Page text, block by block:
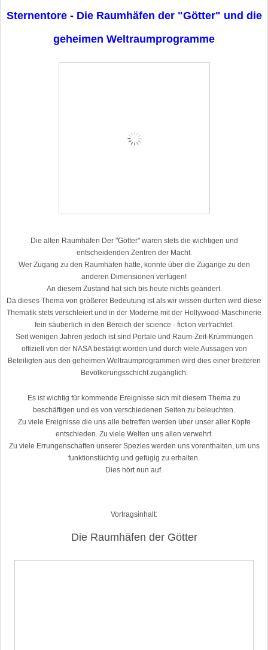
Sternentore - Die Raumhäfen der "Götter" und die
geheimen Weltraumprogramme
Die alten Raumhäfen Der "Götter" waren stets die wichtigen und
entscheidenden Zentren der Macht.
Wer Zugang zu den Raumhäfen hatte, konnte über die Zugänge zu den
anderen Dimensionen verfügen!
An diesem Zustand hat sich bis heute nichts geändert.
Da dieses Thema von größerer Bedeutung ist als wir wissen durften wird diese
Thematik stets verschleiert und in der Moderne mit der Hollywood-Maschinerie
fein säuberlich in den Bereich der science - fiction verfrachtet.
Seit wenigen Jahren jedoch ist sind Portale und Raum-Zeit-Krümmungen
offiziell von der NASA bestätigt worden und durch viele Aussagen von
Beteiligten aus den geheimen Weltraumprogrammen wird dies einer breiteren
Bevölkerungsschicht zugänglich.
Es ist wichtig für kommende Ereignisse sich mit diesem Thema zu
beschäftigen und es von verschiedenen Seiten zu beleuchten.
Zu viele Ereignisse die uns alle betreffen werden über unser aller Köpfe
entschieden. Zu viele Welten uns allen verwehrt.
Zu viele Errungenschaften unserer Spezies werden uns vorenthalten, um uns
funktionstüchtig und gefügig zu erhalten.
Dies hört nun auf.
Vortragsinhalt:
Die Raumhäfen der Götter